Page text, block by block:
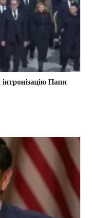
Папи